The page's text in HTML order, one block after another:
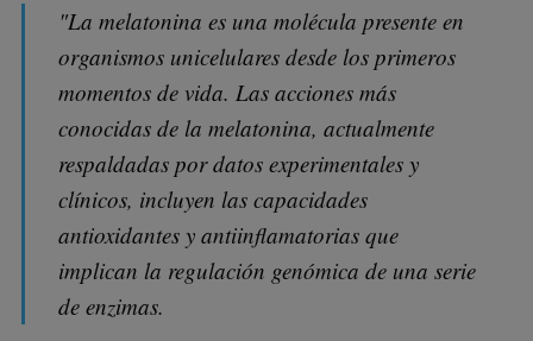
"La melatonina es una molécula presente en
organismos unicelulares desde los primeros
momentos de vida. Las acciones más
conocidas de la melatonina, actualmente
respaldadas por datos experimentales y
clínicos, incluyen las capacidades
antioxidantes y antiinflamatorias que
implican la regulación genómica de una serie
de enzimas.